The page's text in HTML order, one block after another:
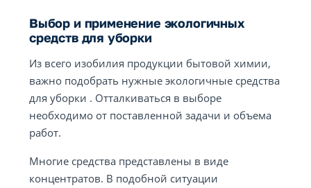
Выбор и применение экологичных
средств для уборки
Из всего изобилия продукции бытовой химии,
важно подобрать нужные экологичные средства
для уборки . Отталкиваться в выборе
необходимо от поставленной задачи и объема
работ.
Многие средства представлены в виде
концентратов. В подобной ситуации